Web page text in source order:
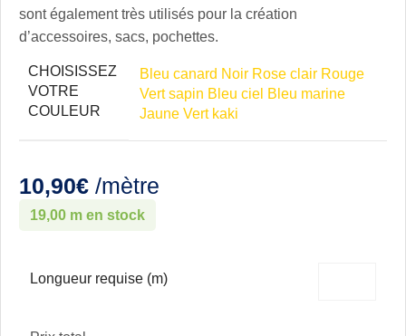
sont également très utilisés pour la création
d’accessoires, sacs, pochettes.
CHOISISSEZ
VOTRE
COULEUR
Bleu canard Noir Rose clair Rouge
Vert sapin Bleu ciel Bleu marine
Jaune Vert kaki
10,90€ /mètre
19,00 m en stock
Longueur requise (m)